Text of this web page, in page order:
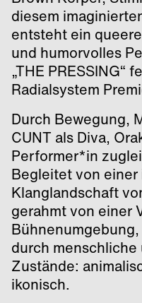
diesem
entsteht ein
und humorvolles
„THE PRESSING“
Radialsystem
Durch Bewegung,
CUNT als Diva,
Performer*in
Begleitet von einer
Klanglandschaft
gerahmt von einer
durch
Zustände:
ikonisch.